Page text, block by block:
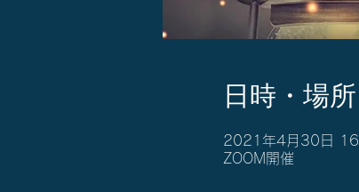
日時・場所
2021年4月30日
ZOOM開催